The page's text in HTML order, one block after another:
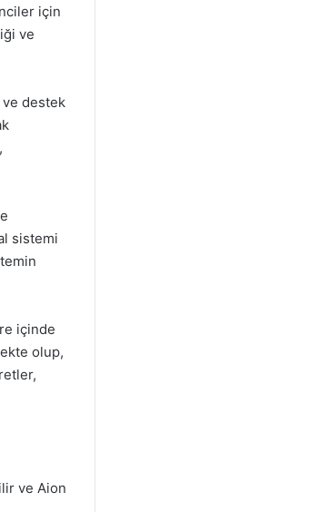
için
ve
ve destek
sistemi
içinde
olup,
ve Aion